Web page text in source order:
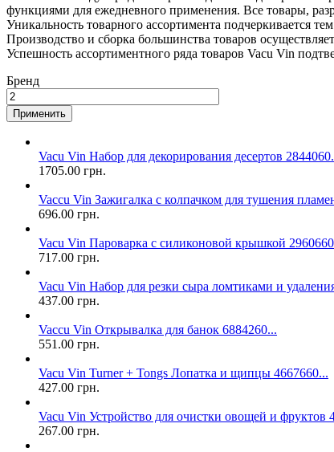
функциями для ежедневного применения. Все товары,
Уникальность товарного ассортимента подчеркивается
Производство и сборка большинства товаров
Успешность ассортиментного ряда товаров Vacu Vin
Бренд
Vacu Vin Набор для декорирования десертов
1705.00 грн.
Vaccu Vin Зажигалка с колпачком для тушения
696.00 грн.
Vacu Vin Пароварка с силиконовой крышкой
717.00 грн.
Vacu Vin Набор для резки сыра ломтиками и
437.00 грн.
Vaccu Vin Открывалка для банок 6884260...
551.00 грн.
Vacu Vin Turner + Tongs Лопатка и щипцы 4667660...
427.00 грн.
Vacu Vin Устройство для очистки овощей и фруктов
267.00 грн.